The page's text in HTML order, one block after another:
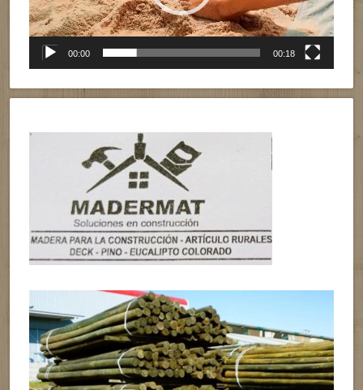
00:00 00:18